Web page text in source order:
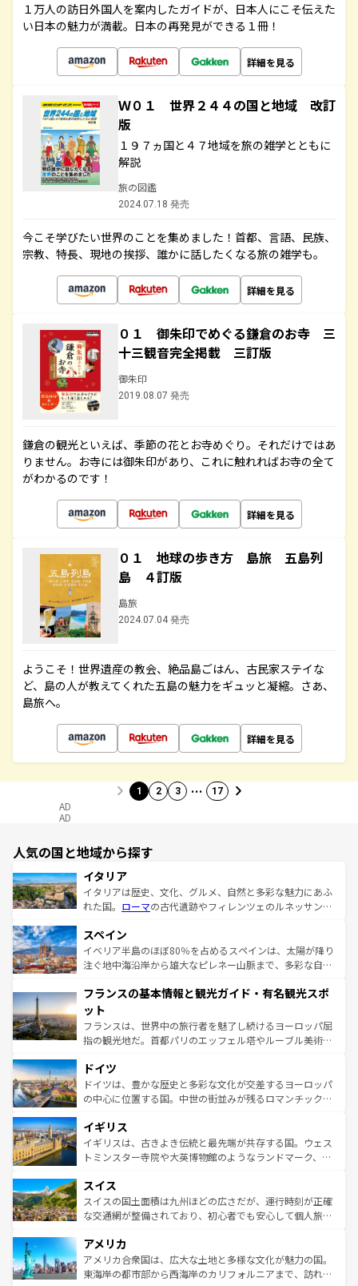
１万人の訪日外国人を案内したガイドが、日本人にこそ伝えた
い日本の魅力が満載。日本の再発見ができる１冊！
詳細を見る
Ｗ０１ 世界２４４の国と地域 改訂
版
１９７ヵ国と４７地域を旅の雑学とともに
解説
旅の図鑑
2024.07.18 発売
今こそ学びたい世界のことを集めました！首都、言語、民族、
宗教、特長、現地の挨拶、誰かに話したくなる旅の雑学も。
詳細を見る
０１ 御朱印でめぐる鎌倉のお寺 三
十三観音完全掲載 三訂版
御朱印
2019.08.07 発売
鎌倉の観光といえば、季節の花とお寺めぐり。それだけではあ
りません。お寺には御朱印があり、これに触れればお寺の全て
がわかるのです！
詳細を見る
０１ 地球の歩き方 島旅 五島列
島 ４訂版
島旅
2024.07.04 発売
ようこそ！世界遺産の教会、絶品島ごはん、古民家ステイな
ど、島の人が教えてくれた五島の魅力をギュッと凝縮。さあ、
島旅へ。
詳細を見る
1 2 3 … 17
AD
AD
人気の国と地域から探す
イタリア
イタリアは歴史、文化、グルメ、自然と多彩な魅力にあふ
れた国。 ローマの古代遺跡やフィレンツェのルネッサンス
ろん、トスカーナの美しい田園風景やアマルフィ海岸の絶
景など、自然景観も見逃せない。観光の合間には、本場の
ピザやパスタなど、絶品のイタリア料理を堪能することも
ませてくれるイタリアで、忘れられない旅をしてみよう！
なお、新着のイタリア情報は
しい。
スペイン
イベリア半島のほぼ80％を占めるスペインは、太陽が降り
注ぐ地中海沿岸から雄大なピレネー山脈まで、多彩な自然
文化が根付くこの国では、情熱的なフラメンコ、熱気あふ
れる闘牛、そして美味しいタパスが生活の一部となってい
る。首都マドリードの洗練された雰囲気や、バルセロナの
アートに溢れた街角から、地方では古代ローマ遺跡や中世
せる。地方によって風土や気候が異なるスペインはその個
性で訪れる人を魅了する。 なお、新着のスペイン情報は コ
ンテンツ一覧を参照してほしい。
フランスの基本情報と観光ガイド・有名観光スポ
ット
フランスは、世界中の旅行者を魅了し続けるヨーロッパ屈
指の観光地だ。首都パリのエッフェル塔やルーブル美術館
で、幅広い魅力が詰まっている。華麗な宮殿、歴史的な大
聖堂、美しいビーチ、そして豊かな自然が、訪れる者を心
から魅了する。また、フランスは美食の国としても知ら
いる。シャンパンの発祥地であるランス、プロヴァンスの
香り高いラベンダー畑など、多彩な楽しみ方が可能だ。さ
らに、パリ以外の地域にも魅力が溢れており、どの街角に
れる地方に足を運ぶとそれぞれで全く異なる文化を体験で
きるだろう。 なお、新着のフランス情報はコンテンツ一覧
を参照してほしい。
ドイツ
ドイツは、豊かな歴史と多彩な文化が交差するヨーロッパ
の中心に位置する国。中世の街並みが残るロマンチック街
顔を持つこの国は、どこを歩いても飽きることがない。ベ
ルリンの文化的活気、バイエルン州のアルプスの絶景、そ
してライン川沿いのワイン畑といった風景は必見。ビール
は、お酒好きな人にはぜひ体験してほしい。 なお、新着の
ドイツ情報はコンテンツ一覧を参照してほしい。
イギリス
イギリスは、古きよき伝統と最先端が共存する国。ウェス
トミンスター寺院や大英博物館のようなランドマーク、歴
リアごとに異なる魅力がある。また、優雅なアフタヌーン
ティー、ビール好きにはたまらない英国パブ、サッカー観
戦など、本場だからこそできる体験も豊富。イギリスを旅
ンツ一覧を参照してほしい。
スイス
スイスの国土面積は九州ほどの広さだが、運行時刻が正確
な交通網が整備されており、初心者でも安心して個人旅行
の建物がそのまま残る町や、スイスならではのユニークな
博物館もあり、アルプス観光だけでなく町歩きも満喫する
ことができる。国民の所得が高いため物価も高いが、旅行
アメリカ
アメリカ合衆国は、広大な土地と多様な文化が魅力の国。
東海岸の都市部から西海岸のカリフォルニアまで、訪れる